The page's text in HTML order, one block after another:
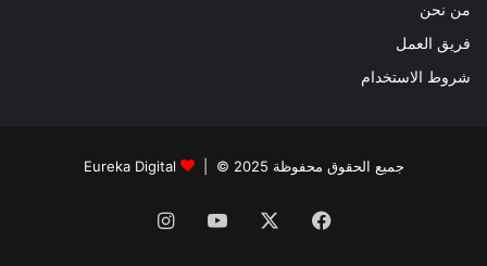
من نحن
فريق العمل
شروط الاستخدام
جميع الحقوق محفوظة 2025 © | Eureka Digital
فيسبوك ‫YouTube